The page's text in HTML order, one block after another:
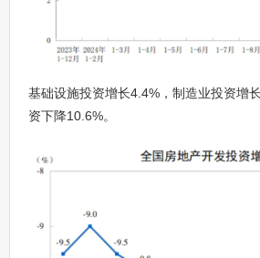
基础设施投资增长4.4%，制造业投资增
资下降10.6%。